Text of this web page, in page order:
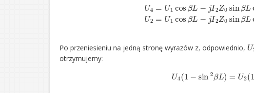
0sin Lcos L+U sin 2β U 2=U
Po przeniesieniu na jedną stronę wyrazów z, odpowiednio,
U
otrzymujemy:
U4 sin2βL U2 (1